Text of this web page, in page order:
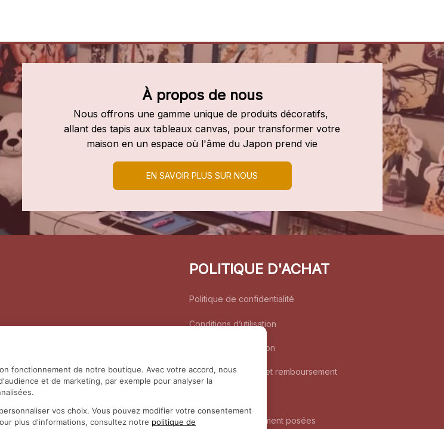
À propos de nous
Nous offrons une gamme unique de produits décoratifs,
allant des tapis aux tableaux canvas, pour transformer votre
maison en un espace où l'âme du Japon prend vie
EN SAVOIR PLUS SUR NOUS
POLITIQUE D'ACHAT
Politique de confidentialité
Conditions d’utilisation
Politique d’expédition
Politique de retour et remboursement
Questions fréquemment posées
fonctionnement de notre boutique. Avec votre accord, nous
et de marketing, par exemple pour analyser la
vos choix. Vous pouvez modifier votre consentement
plus d'informations, consultez notre politique de